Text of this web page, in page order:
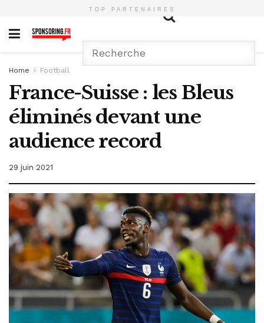
TOP PARTENAIRES
Home Football
France-Suisse : les Bleus
éliminés devant une
audience record
29 juin 2021